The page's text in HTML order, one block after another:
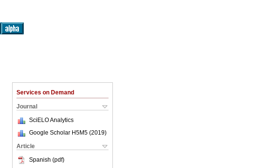
Services on Demand
Journal
SciELO Analytics
Google Scholar H5M5 (2019)
Article
Spanish (pdf)